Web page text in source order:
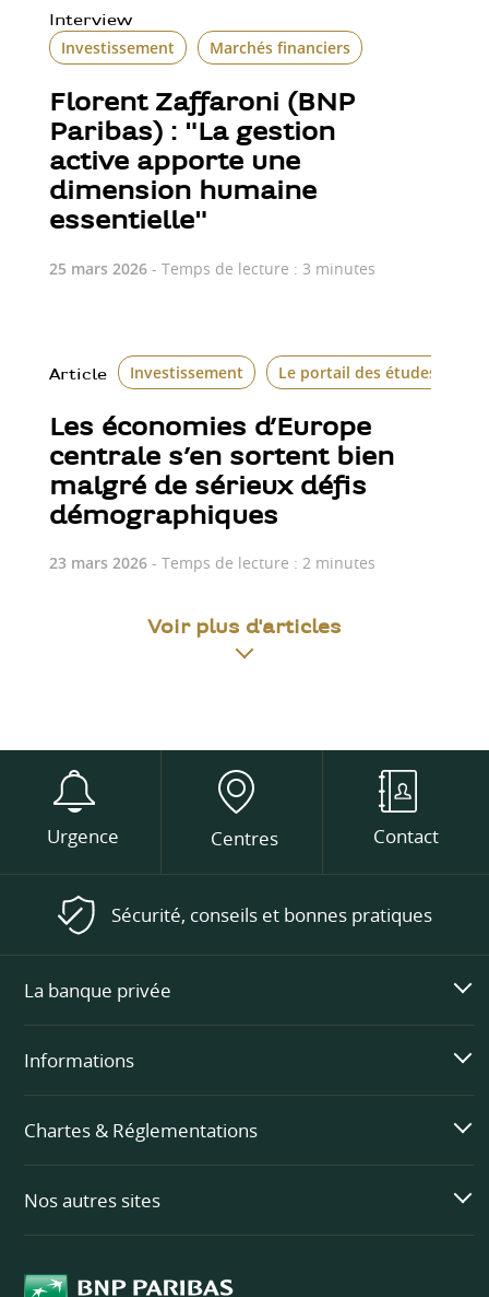
Interview
Investissement Marchés financiers
Florent Zaffaroni (BNP
Paribas) : "La gestion
active apporte une
dimension humaine
essentielle"
25 mars 2026- Temps de lecture : 3 minutes
Article Investissement Le portail des études
Les économies d’Europe
centrale s’en sortent bien
malgré de sérieux défis
démographiques
23 mars 2026- Temps de lecture : 2 minutes
Voir plus d'articles
Urgence Centres Contact
Sécurité, conseils et bonnes pratiques
La banque privée
Informations
Chartes & Réglementations
Nos autres sites